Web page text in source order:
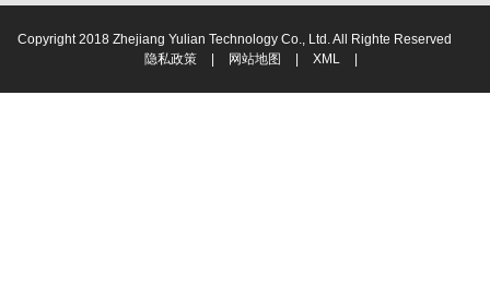
Copyright 2018 Zhejiang Yulian Technology Co., Ltd. All Righte Reserved
隐私政策
网站地图 XML